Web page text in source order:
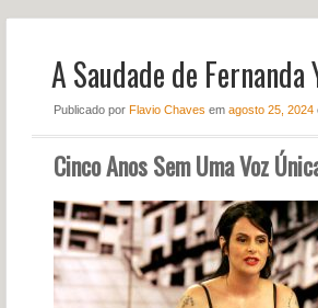
A Saudade de Fernanda
Publicado por Flavio Chaves em agosto 25, 2024
Cinco Anos Sem Uma Voz